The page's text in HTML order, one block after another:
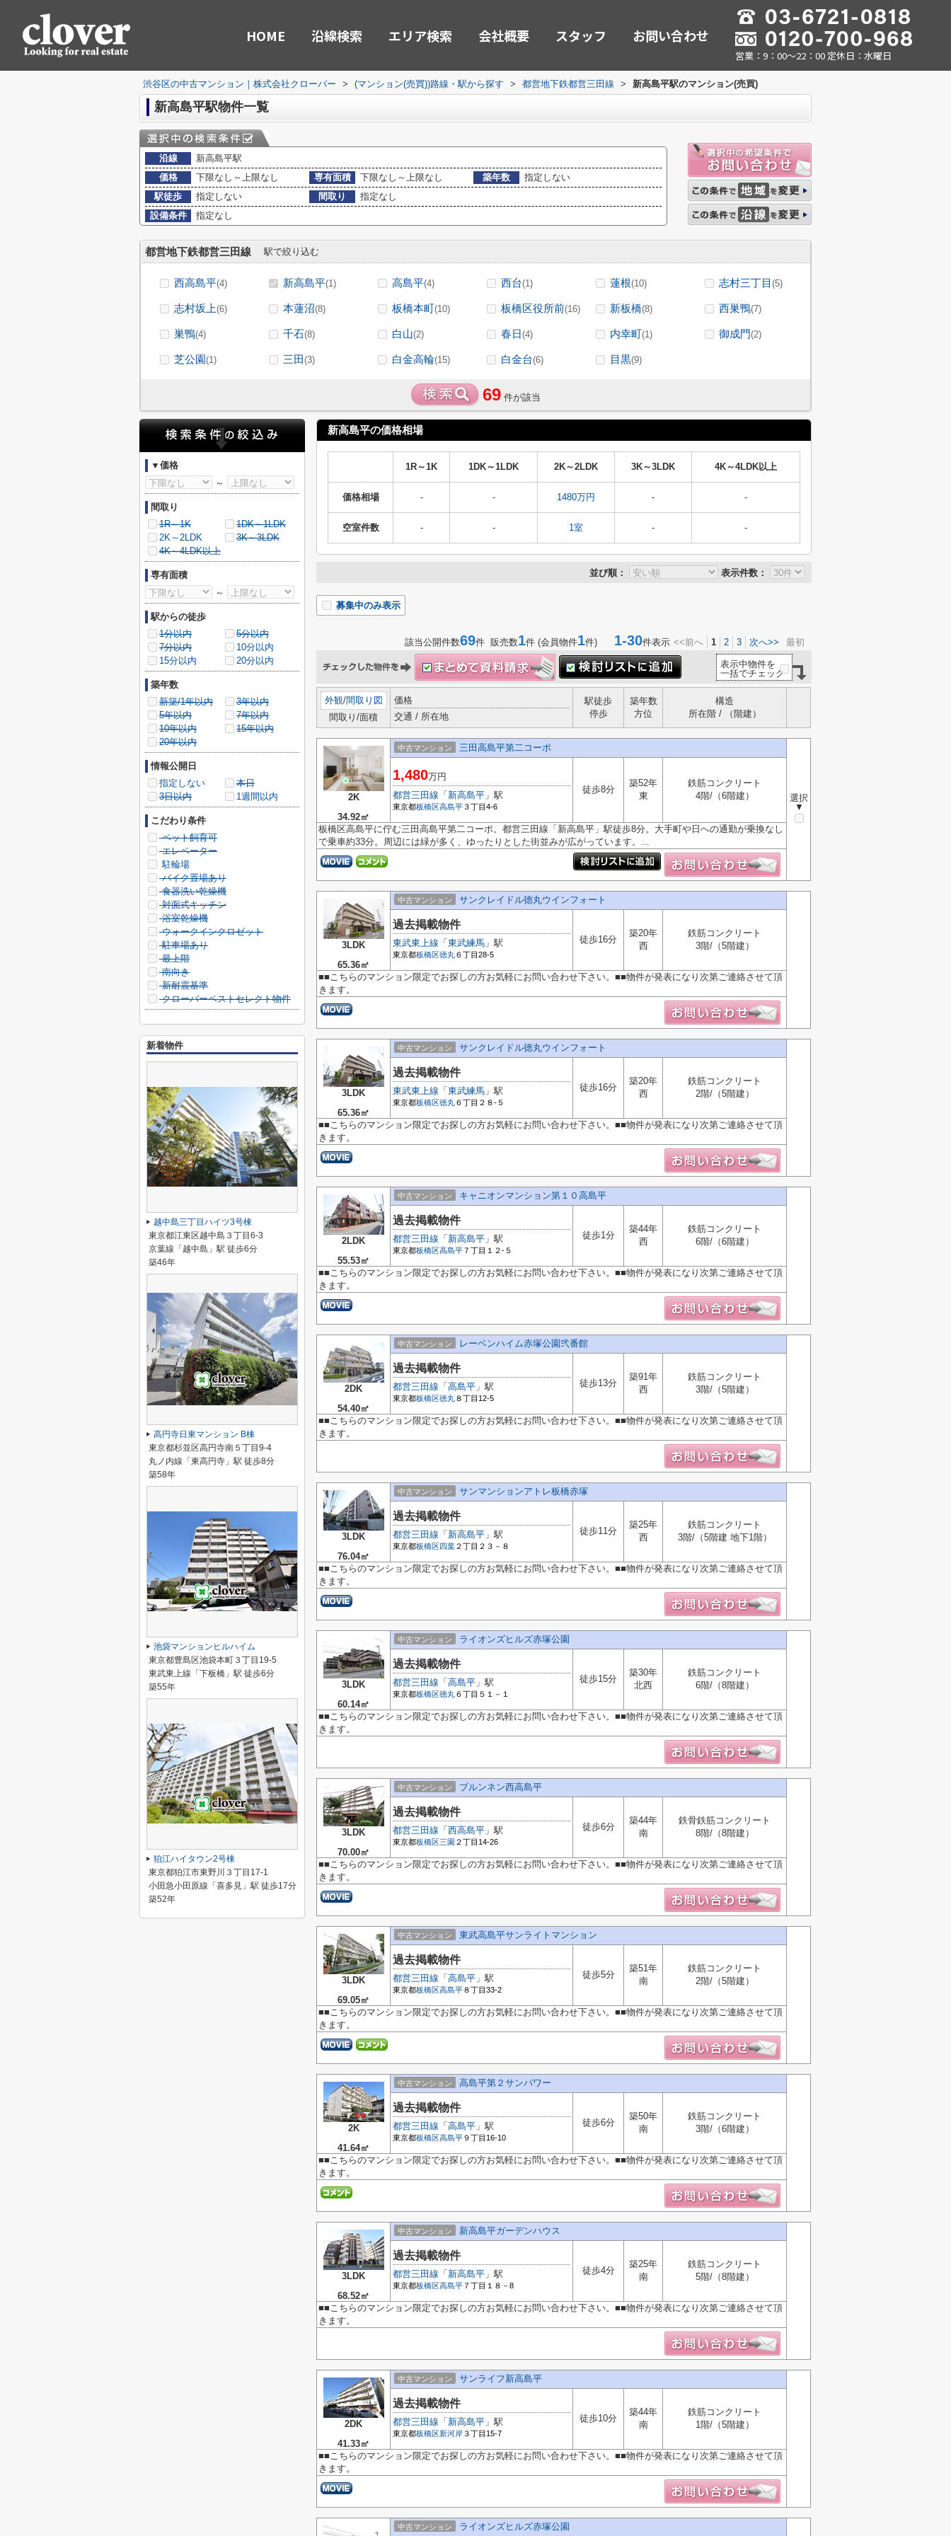
HOME 沿線検索 エリア検索 会社概要 スタッフ お問い合わせ
営業：9：00～22：00 定休日：水曜日
渋谷区の中古マンション｜株式会社クローバー > (マンション(売買))路線・駅から探す > 都営地下鉄都営三田線 > 新高島平駅のマンション(売買)
新高島平駅物件一覧
沿線
新高島平駅
価格
下限なし～上限なし 専有面積 下限なし～上限なし 築年数
指定しない
駅徒歩
指定しない 間取り
指定なし
設備条件
指定なし
都営地下鉄都営三田線 駅で絞り込む
西高島平(4) 新高島平(1) 高島平(4) 西台(1) 蓮根(10) 志村三丁目 (5)
志村坂上(6) 本蓮沼(8) 板橋本町(10) 板橋区役所前(16) 新板橋(8) 西巣鴨(7)
巣鴨(4) 千石(8) 白山(2) 春日(4) 内幸町(1) 御成門(2)
芝公園(1) 三田(3) 白金高輪(15) 白金台(6) 目黒(9)
69 件が該当
新高島平の価格相場
1R～1K 1DK～1LDK 2K～2LDK 3K～3LDK 4K～4LDK以上
価格相場 - - 1480万円 - -
空室件数 - - 1室 - -
並び順： 表示件数：
募集中のみ表示
該当公開件数69件 販売数1件 (会員物件1件) 1-30件表示 <<前へ 1 2 3 次へ>> 最初
表示中物件を
一括でチェック
外観/間取り図
間取り/面積
価格
交通 / 所在地
駅徒歩
停歩
築年数
方位
構造
所在階 / （階建）
2K
34.92㎡
中古マンション 三田高島平第二コーポ
選択
▼
1,480万円
都営三田線 「 新高島平 」駅
東京都板橋区高島平３丁目4-6
徒歩8分
築52年
東
鉄筋コンクリート
4階/（6階建）
板橋区高島平に佇む三田高島平第二コーポ。都営三田線「新高島平」駅徒歩8分。大手町や日への通勤が乗換なし
で乗車約33分。周辺には緑が多く、ゆったりとした街並みが広がっています。...
3LDK
65.36㎡
中古マンション サンクレイドル徳丸ウインフォート
過去掲載物件
東武東上線 「 東武練馬 」駅
東京都板橋区徳丸６丁目28-5
徒歩16分
築20年
西
鉄筋コンクリート
3階/（5階建）
■■こちらのマンション限定でお探しの方お気軽にお問い合わせ下さい。■■物件が発表になり次第ご連絡させて頂
きます。
3LDK
65.36㎡
中古マンション サンクレイドル徳丸ウインフォート
過去掲載物件
東武東上線 「 東武練馬 」駅
東京都板橋区徳丸６丁目２８‐５
徒歩16分
築20年
西
鉄筋コンクリート
2階/（5階建）
■■こちらのマンション限定でお探しの方お気軽にお問い合わせ下さい。■■物件が発表になり次第ご連絡させて頂
きます。
2LDK
55.53㎡
中古マンション キャニオンマンション第１０高島平
過去掲載物件
都営三田線 「 新高島平 」駅
東京都板橋区高島平 ７丁目１２‐５
徒歩1分
築44年
西
鉄筋コンクリート
6階/（6階建）
■■こちらのマンション限定でお探しの方お気軽にお問い合わせ下さい。■■物件が発表になり次第ご連絡させて頂
きます。
2DK
54.40㎡
中古マンション レーベンハイム赤塚公園弐番館
過去掲載物件
都営三田線 「 高島平 」駅
東京都板橋区徳丸８丁目12-5
徒歩13分
築91年
西
鉄筋コンクリート
3階/（5階建）
■■こちらのマンション限定でお探しの方お気軽にお問い合わせ下さい。■■物件が発表になり次第ご連絡させて頂
きます。
3LDK
76.04㎡
中古マンション サンマンションアトレ板橋赤塚
過去掲載物件
都営三田線 「 新高島平 」駅
東京都板橋区 四葉 ２丁目２３－８
徒歩11分
築25年
西
鉄筋コンクリート
3階/（5階建 地下1階）
■■こちらのマンション限定でお探しの方お気軽にお問い合わせ下さい。■■物件が発表になり次第ご連絡させて頂
きます。
3LDK
60.14㎡
中古マンション ライオンズヒルズ赤塚公園
過去掲載物件
都営三田線 「 高島平 」駅
東京都板橋区徳丸６丁目５１－１
徒歩15分
築30年
北西
鉄筋コンクリート
6階/（8階建）
■■こちらのマンション限定でお探しの方お気軽にお問い合わせ下さい。■■物件が発表になり次第ご連絡させて頂
きます。
3LDK
70.00㎡
中古マンション ブルンネン西高島平
過去掲載物件
都営三田線 「 西高島平 」駅
東京都板橋区 三園 ２丁目14-26
徒歩6分
築44年
南
鉄骨鉄筋コンクリート
8階/（8階建）
■■こちらのマンション限定でお探しの方お気軽にお問い合わせ下さい。■■物件が発表になり次第ご連絡させて頂
きます。
3LDK
69.05㎡
中古マンション 東武高島平サンライトマンション
過去掲載物件
都営三田線 「 高島平 」駅
東京都板橋区高島平８丁目33-2
徒歩5分
築51年
南
鉄筋コンクリート
2階/（5階建）
■■こちらのマンション限定でお探しの方お気軽にお問い合わせ下さい。■■物件が発表になり次第ご連絡させて頂
きます。
2K
41.64㎡
中古マンション 高島平第２サンパワー
過去掲載物件
都営三田線 「 高島平 」駅
東京都板橋区高島平９丁目16-10
徒歩6分
築50年
南
鉄筋コンクリート
3階/（6階建）
■■こちらのマンション限定でお探しの方お気軽にお問い合わせ下さい。■■物件が発表になり次第ご連絡させて頂
きます。
3LDK
68.52㎡
中古マンション 新高島平ガーデンハウス
過去掲載物件
都営三田線 「 新高島平 」駅
東京都板橋区高島平 ７丁目１８－8
徒歩4分
築25年
南
鉄筋コンクリート
5階/（8階建）
■■こちらのマンション限定でお探しの方お気軽にお問い合わせ下さい。■■物件が発表になり次第ご連絡させて頂
きます。
2DK
41.33㎡
中古マンション サンライフ新高島平
過去掲載物件
都営三田線 「 新高島平 」駅
東京都板橋区 新河岸３丁目15-7
徒歩10分
築44年
南
鉄筋コンクリート
1階/（5階建）
■■こちらのマンション限定でお探しの方お気軽にお問い合わせ下さい。■■物件が発表になり次第ご連絡させて頂
きます。
中古マンション ライオンズヒルズ赤塚公園
▼価格
～
間取り
1R～1K
1DK～1LDK
2K～2LDK
3K～3LDK
4K～4LDK以上
専有面積
～
駅からの徒歩
1分以内
5分以内
7分以内
10分以内
15分以内
20分以内
築年数
新築/1年以内
3年以内
5年以内
7年以内
10年以内
15年以内
20年以内
情報公開日
指定しない
本日
3日以内
1週間以内
こだわり条件
ペット飼育可
エレベーター
駐輪場
バイク置場あり
食器洗い乾燥機
対面式キッチン
浴室乾燥機
ウォークインクロゼット
駐車場あり
最上階
南向き
新耐震基準
クローバーベストセレクト物件
新着物件
越中島三丁目ハイツ3号棟
東京都江東区越中島３丁目6-3
京葉線「越中島」駅 徒歩6分
築46年
高円寺日東マンション B棟
東京都杉並区高円寺南５丁目9-4
丸ノ内線「東高円寺」駅 徒歩8分
築58年
池袋マンションヒルハイム
東京都豊島区池袋本町３丁目19-5
東武東上線「下板橋」駅 徒歩6分
築55年
狛江ハイタウン2号棟
東京都狛江市東野川３丁目17-1
小田急小田原線「喜多見」駅 徒歩17分
築52年